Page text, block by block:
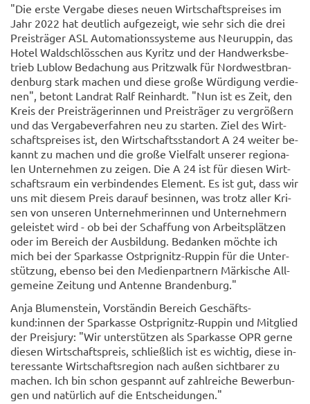
"Die erste Ver­ga­be die­ses neuen Wirt­schafts­prei­ses im
Jahr 2022 hat deut­lich auf­ge­zeigt, wie sehr sich die drei
Preis­trä­ger ASL Au­to­ma­ti­ons­sys­te­me aus Neu­rup­pin, das
Hotel Wald­schlöss­chen aus Ky­ritz und der Hand­werks­be­
trieb Lub­low Be­da­chung aus Pritz­walk für Nord­west­bran­
den­burg stark ma­chen und diese große Wür­di­gung ver­die­
nen", be­tont Land­rat Ralf Rein­hardt. "Nun ist es Zeit, den
Kreis der Preis­trä­ge­rin­nen und Preis­trä­ger zu ver­grö­ßern
und das Ver­ga­be­ver­fah­ren neu zu star­ten. Ziel des Wirt­
schafts­prei­ses ist, den Wirt­schafts­stand­ort A 24 wei­ter be­
kannt zu ma­chen und die große Viel­falt un­se­rer re­gio­na­
len Un­ter­neh­men zu zei­gen. Die A 24 ist für die­sen Wirt­
schafts­raum ein ver­bin­den­des Ele­ment. Es ist gut, dass wir
uns mit die­sem Preis dar­auf be­sin­nen, was trotz aller Kri­
sen von un­se­ren Un­ter­neh­me­rin­nen und Un­ter­neh­mern
ge­leis­tet wird - ob bei der Schaf­fung von Ar­beits­plät­zen
oder im Be­reich der Aus­bil­dung. Be­dan­ken möch­te ich
mich bei der Spar­kas­se Ostprignitz-​Ruppin für die Un­ter­
stüt­zung, eben­so bei den Me­di­en­part­nern Mär­ki­sche All­
ge­mei­ne Zei­tung und An­ten­ne Bran­den­burg."
Anja Blu­men­stein, Vor­stän­din Be­reich Ge­schäfts­
kund:innen der Spar­kas­se Ostprignitz-​Ruppin und Mit­glied
der Preis­ju­ry: "Wir un­ter­stüt­zen als Spar­kas­se OPR gerne
die­sen Wirt­schafts­preis, schließ­lich ist es wich­tig, diese in­
ter­es­san­te Wirt­schafts­re­gi­on nach außen sicht­ba­rer zu
ma­chen. Ich bin schon ge­spannt auf zahl­rei­che Be­wer­bun­
gen und na­tür­lich auf die Ent­schei­dun­gen."